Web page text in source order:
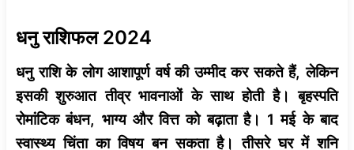
धनु राशिफल 2024
धनु राशि के लोग आशापूर्ण वर्ष की उम्मीद कर सकते हैं, लेकिन
इसकी शुरुआत तीव्र भावनाओं के साथ होती है। बृहस्पति
रोमांटिक बंधन, भाग्य और वित्त को बढ़ाता है। 1 मई के बाद
स्वास्थ्य चिंता का विषय बन सकता है। तीसरे घर में शनि